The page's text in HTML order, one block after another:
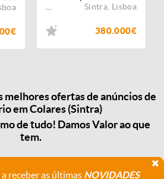
Sintra Lisboa
380.000€
melhores ofertas de anúncios de
em Colares (Sintra)
de tudo! Damos Valor ao que
tem.
receber as últimas NOVIDADES